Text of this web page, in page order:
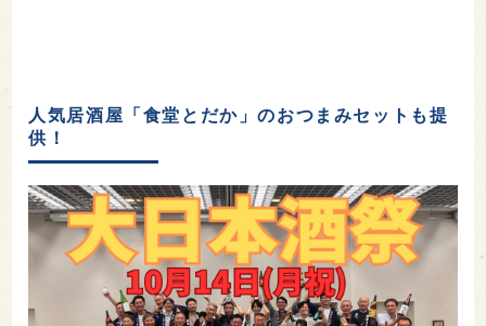
人気居酒屋「食堂とだか」のおつまみセットも提
供！